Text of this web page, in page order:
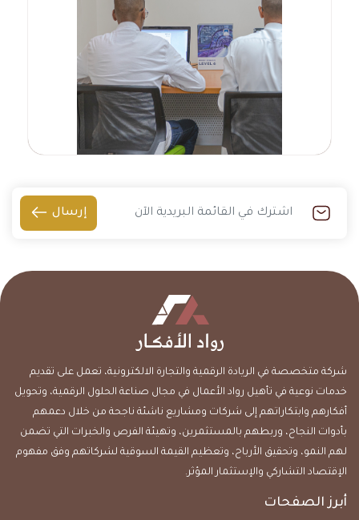
إرسال
شركة متخصصة في الريادة الرقمية والتجارة الالكترونية، تعمل على تقديم
خدمات نوعية في تأهيل رواد الأعمال في مجال صناعة الحلول الرقمية، وتحويل
أفكارهم وابتكاراتهم إلى شركات ومشاريع ناشئة ناجحة من خلال دعمهم
بأدوات النجاح، وربطهم بالمستثمرين، وتهيئة الفرص والخبرات التي تضمن
لهم النمو، وتحقيق الأرباح، وتعظيم القيمة السوقية لشركاتهم وفق مفهوم
الإقتصاد التشاركي والإستثمار المؤثر.
أبرز الصفحات